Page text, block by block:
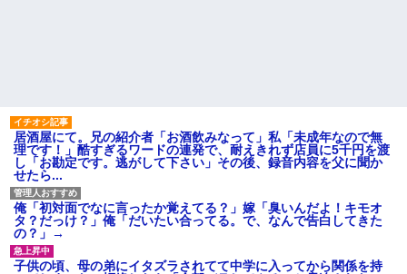
みようとしただけ☆』義兄「泥
は出てけ！二度と来るな！」結
果・・・
私「初めて飲む味だけどなん
のお茶？」彼「ちっ！」私「」
【GIF】JSのカンチョーワロ
タ
後続車にクラクションを鳴ら
され彼氏が逆切れ。「何クラク
ション鳴らしてんだ！降りてこ
いよ！」と怒鳴りだし...
居酒屋にて。兄の紹介者「お酒飲みなって」私「未成年なので無
理です！」酷すぎるワードの連発で、耐えきれず店員に5千円を渡
し「お勘定です。逃がして下さい」その後、録音内容を父に聞か
せたら...
俺「初対面でなに言ったか覚えてる？」嫁「臭いんだよ！キモオ
タ？だっけ？」俺「だいたい合ってる。で、なんで告白してきた
の？」→
子供の頃、母の弟にイタズラされてて中学に入ってから関係を持